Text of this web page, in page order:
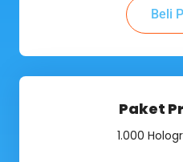
Beli
Paket
1.000